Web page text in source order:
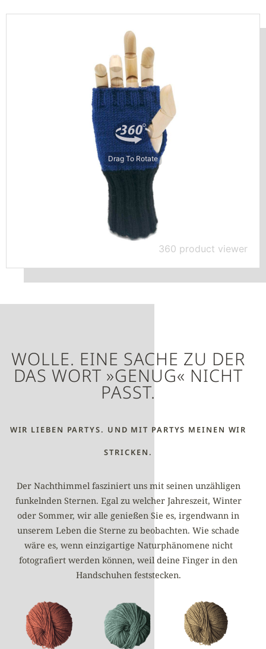
360 product viewer
Drag To Rotate
WOLLE. EINE SACHE ZU DER
DAS WORT »GENUG« NICHT
PASST.
WIR LIEBEN PARTYS. UND MIT PARTYS MEINEN WIR
STRICKEN.
Der Nachthimmel fasziniert uns mit seinen unzähligen
funkelnden Sternen. Egal zu welcher Jahreszeit, Winter
oder Sommer, wir alle genießen Sie es, irgendwann in
unserem Leben die Sterne zu beobachten. Wie schade
wäre es, wenn einzigartige Naturphänomene nicht
fotografiert werden können, weil deine Finger in den
Handschuhen feststecken.